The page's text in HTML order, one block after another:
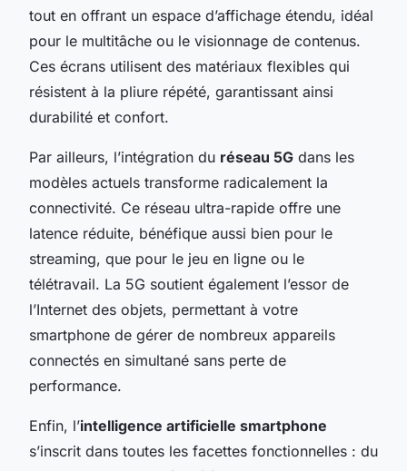
tout en offrant un espace d’affichage étendu, idéal
pour le multitâche ou le visionnage de contenus.
Ces écrans utilisent des matériaux flexibles qui
résistent à la pliure répété, garantissant ainsi
durabilité et confort.
Par ailleurs, l’intégration du réseau 5G dans les
modèles actuels transforme radicalement la
connectivité. Ce réseau ultra-rapide offre une
latence réduite, bénéfique aussi bien pour le
streaming, que pour le jeu en ligne ou le
télétravail. La 5G soutient également l’essor de
l’Internet des objets, permettant à votre
smartphone de gérer de nombreux appareils
connectés en simultané sans perte de
performance.
Enfin, l’intelligence artificielle smartphone
s’inscrit dans toutes les facettes fonctionnelles : du